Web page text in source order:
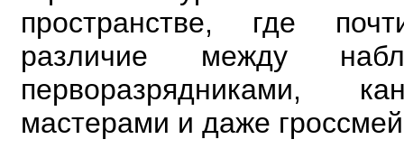
пространстве, где
различие между
перворазрядниками,
мастерами и даже